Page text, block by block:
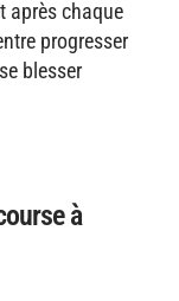
après chaque
progresser
blesser
à